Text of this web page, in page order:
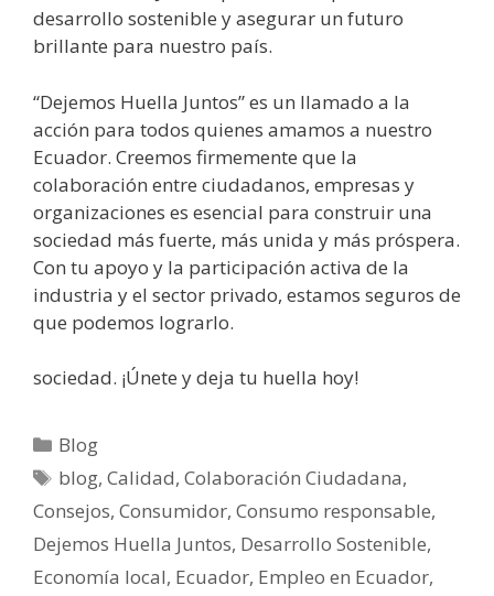
desarrollo sostenible y asegurar un futuro
brillante para nuestro país.
“Dejemos Huella Juntos” es un llamado a la
acción para todos quienes amamos a nuestro
Ecuador. Creemos firmemente que la
colaboración entre ciudadanos, empresas y
organizaciones es esencial para construir una
sociedad más fuerte, más unida y más próspera.
Con tu apoyo y la participación activa de la
industria y el sector privado, estamos seguros de
que podemos lograrlo.
sociedad. ¡Únete y deja tu huella hoy!
Blog
blog,Calidad,Colaboración Ciudadana,
Consejos, Consumidor, Consumo responsable,
Dejemos Huella Juntos, Desarrollo Sostenible,
Economía local, Ecuador, Empleo en Ecuador,